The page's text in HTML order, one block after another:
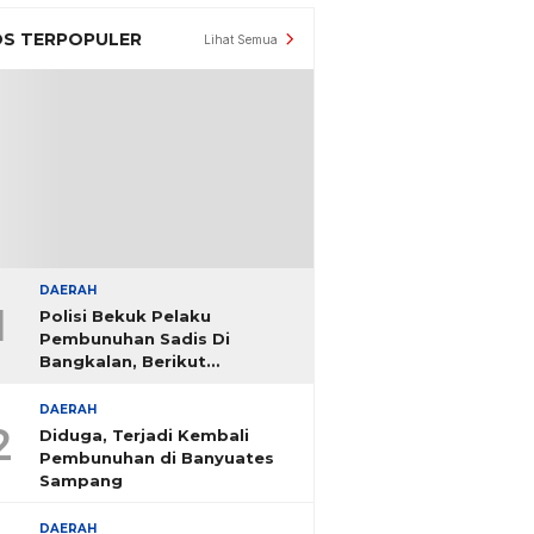
TERPOPULER Lihat Semua
DAERAH
Polisi Bekuk Pelaku
Pembunuhan Sadis Di
Bangkalan, Berikut
DAERAH
Diduga, Terjadi Kembali
Pembunuhan di Banyuates
Sampang
DAERAH